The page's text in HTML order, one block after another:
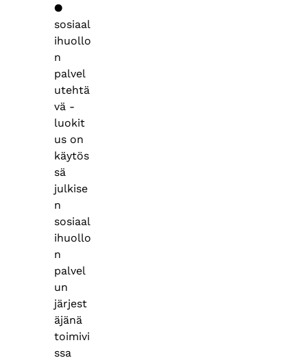
●
sosiaal
ihuollo
n
palvel
utehtä
vä -
luokit
us on
käytös
sä
julkise
n
sosiaal
ihuollo
n
palvel
un
järjest
äjänä
toimivi
ssa